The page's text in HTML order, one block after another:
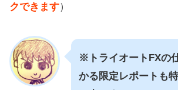
クできます）
※トライオートFXの
かる限定レポートも